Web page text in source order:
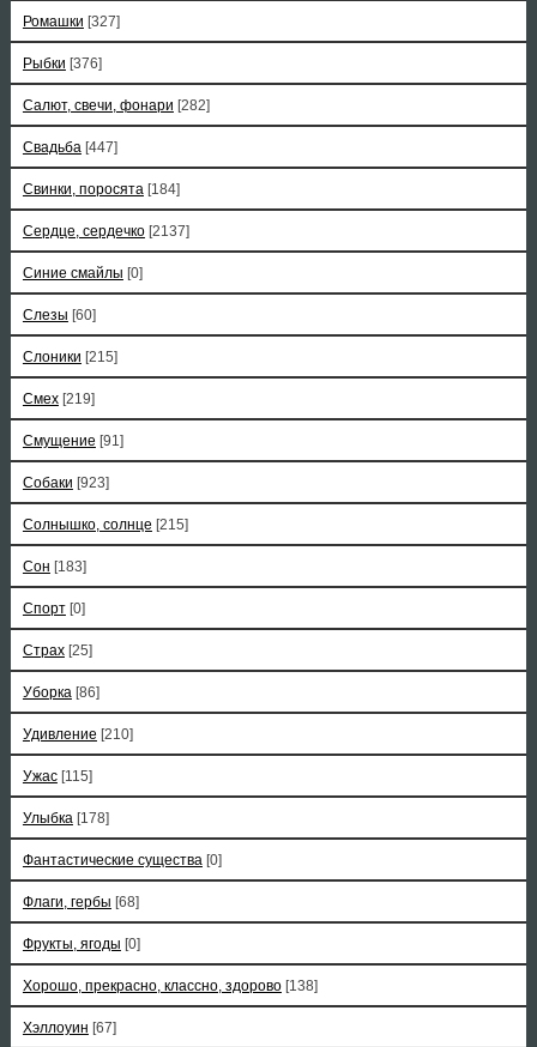
Ромашки [327]
Рыбки [376]
Салют, свечи, фонари [282]
Свадьба [447]
Свинки, поросята [184]
Сердце, сердечко [2137]
Синие смайлы [0]
Слезы [60]
Слоники [215]
Смех [219]
Смущение [91]
Собаки [923]
Солнышко, солнце [215]
Сон [183]
Спорт [0]
Страх [25]
Уборка [86]
Удивление [210]
Ужас [115]
Улыбка [178]
Фантастические существа [0]
Флаги, гербы [68]
Фрукты, ягоды [0]
Хорошо, прекрасно, классно, здорово [138]
Хэллоуин [67]